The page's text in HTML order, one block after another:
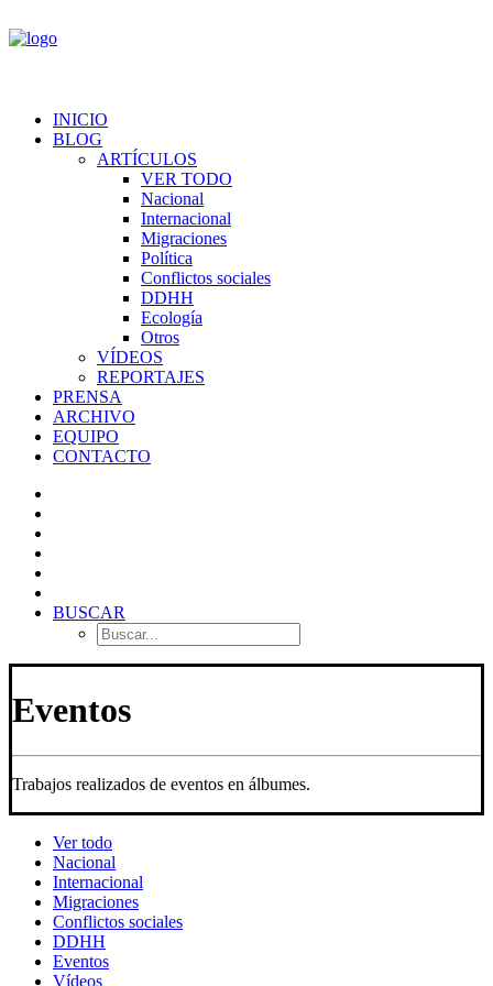
INICIO
BLOG
ARTÍCULOS
VER TODO
Nacional
Internacional
Migraciones
Política
Conflictos sociales
DDHH
Ecología
Otros
VÍDEOS
REPORTAJES
PRENSA
ARCHIVO
EQUIPO
CONTACTO
BUSCAR
Eventos
Trabajos realizados de eventos en álbumes.
Ver todo
Nacional
Internacional
Migraciones
Conflictos sociales
DDHH
Eventos
Vídeos